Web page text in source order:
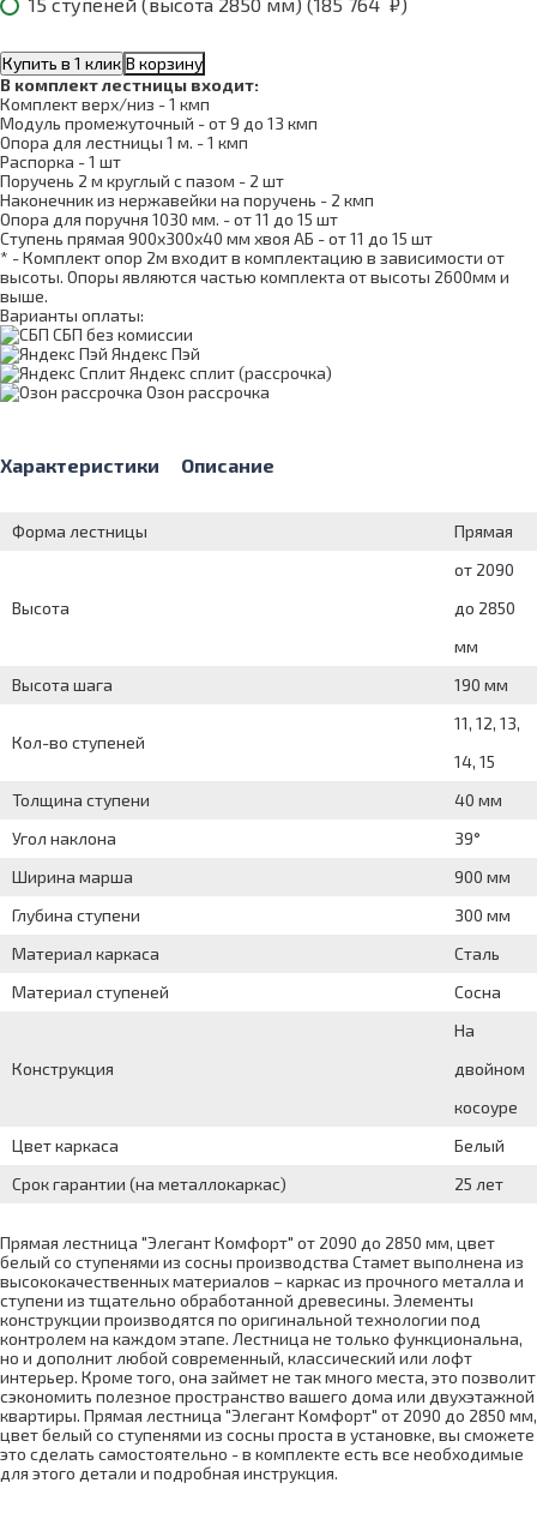
Купить в 1 клик В корзину
В комплект лестницы входит:
Комплект верх/низ - 1 кмп
Модуль промежуточный - от 9 до 13 кмп
Опора для лестницы 1 м. - 1 кмп
Распорка - 1 шт
Поручень 2 м круглый с пазом - 2 шт
Наконечник из нержавейки на поручень - 2 кмп
Опора для поручня 1030 мм. - от 11 до 15 шт
Ступень прямая 900х300х40 мм хвоя АБ - от 11 до 15 шт
* - Комплект опор 2м входит в комплектацию в зависимости от
высоты. Опоры являются частью комплекта от высоты 2600мм и
выше.
Варианты оплаты:
СБП без комиссии
Яндекс Пэй
Яндекс сплит (рассрочка)
Озон рассрочка
Характеристики Описание
Форма лестницы Прямая
Высота
от 2090
до 2850
мм
Высота шага
190 мм
Кол-во ступеней
11, 12, 13,
14, 15
Толщина ступени
40 мм
Угол наклона
39°
Ширина марша
900 мм
Глубина ступени
300 мм
Материал каркаса
Сталь
Материал ступеней
Сосна
Конструкция
На
двойном
косоуре
Цвет каркаса
Белый
Срок гарантии (на металлокаркас)
25 лет
Прямая лестница "Элегант Комфорт" от 2090 до 2850 мм, цвет
белый со ступенями из сосны производства Стамет выполнена из
высококачественных материалов – каркас из прочного металла и
ступени из тщательно обработанной древесины. Элементы
конструкции производятся по оригинальной технологии под
контролем на каждом этапе. Лестница не только функциональна,
но и дополнит любой современный, классический или лофт
интерьер. Кроме того, она займет не так много места, это позволит
сэкономить полезное пространство вашего дома или двухэтажной
квартиры. Прямая лестница "Элегант Комфорт" от 2090 до 2850 мм,
цвет белый со ступенями из сосны проста в установке, вы сможете
это сделать самостоятельно - в комплекте есть все необходимые
для этого детали и подробная инструкция.